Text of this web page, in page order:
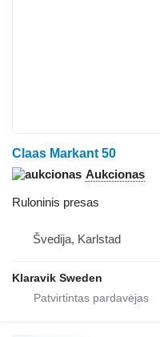
Claas Markant 50
Aukcionas
Ruloninis presas
Švedija, Karlstad
Klaravik Sweden